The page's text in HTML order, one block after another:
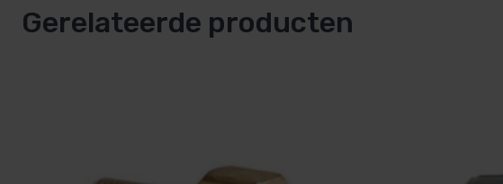
Gerelateerde producten